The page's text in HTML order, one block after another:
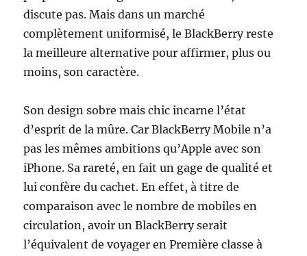
discute pas. Mais dans un marché
complètement uniformisé, le BlackBerry reste
la meilleure alternative pour affirmer, plus ou
moins, son caractère.
Son design sobre mais chic incarne l’état
d’esprit de la mûre. Car BlackBerry Mobile n’a
pas les mêmes ambitions qu’Apple avec son
iPhone. Sa rareté, en fait un gage de qualité et
lui confère du cachet. En effet, à titre de
comparaison avec le nombre de mobiles en
circulation, avoir un BlackBerry serait
l’équivalent de voyager en Première classe à